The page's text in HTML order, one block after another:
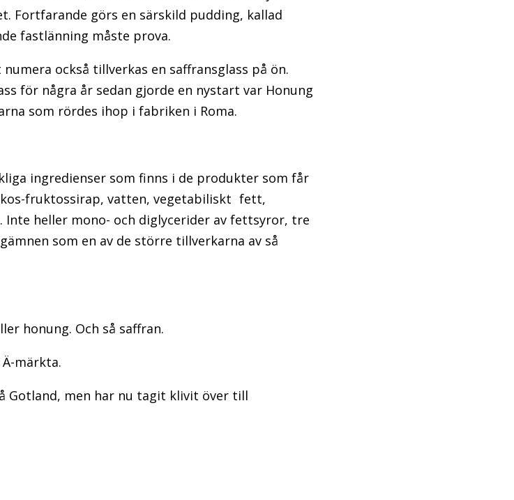
Fortfarande görs en särskild pudding, kallad
fastlänning måste prova.
också tillverkas en saffransglass på ön.
för några år sedan gjorde en nystart var Honung
som rördes ihop i fabriken i Roma.
ingredienser som finns i de produkter som får
fruktossirap, vatten, vegetabiliskt fett,
heller mono- och diglycerider av fettsyror, tre
som en av de större tillverkarna av så
honung. Och så saffran.
märkta.
Gotland, men har nu tagit klivit över till